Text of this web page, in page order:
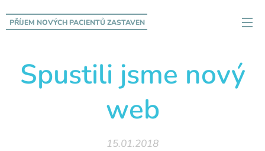
PŘÍJEM NOVÝCH PACIENTŮZASTAVEN
Spustili jsme nový
web
15.01.2018